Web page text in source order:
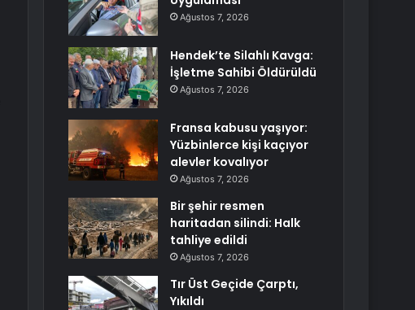
Ağustos 7, 2026
Hendek’te Silahlı Kavga:
İşletme Sahibi Öldürüldü
Ağustos 7, 2026
Fransa kabusu yaşıyor:
Yüzbinlerce kişi kaçıyor
alevler kovalıyor
Ağustos 7, 2026
Bir şehir resmen
haritadan silindi: Halk
tahliye edildi
Ağustos 7, 2026
Tır Üst Geçide Çarptı,
Yıkıldı